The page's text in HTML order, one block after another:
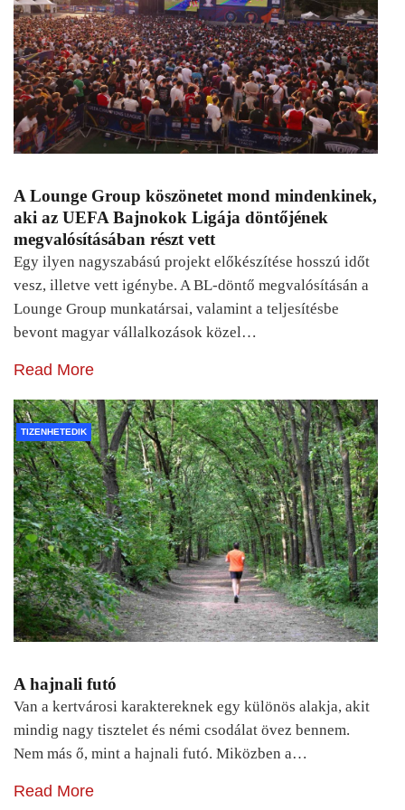
A Lounge Group köszönetet mond mindenkinek,
aki az UEFA Bajnokok Ligája döntőjének
megvalósításában részt vett
Egy ilyen nagyszabású projekt előkészítése hosszú időt
vesz, illetve vett igénybe. A BL-döntő megvalósításán a
Lounge Group munkatársai, valamint a teljesítésbe
bevont magyar vállalkozások közel…
Read More
TIZENHETEDIK
A hajnali futó
Van a kertvárosi karaktereknek egy különös alakja, akit
mindig nagy tisztelet és némi csodálat övez bennem.
Nem más ő, mint a hajnali futó. Miközben a…
Read More